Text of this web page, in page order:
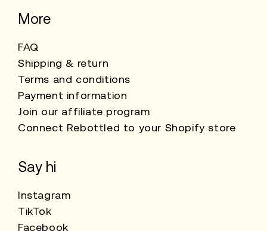
More
FAQ
Shipping & return
Terms and conditions
Payment information
Join our affiliate program
Connect Rebottled to your Shopify store
Say hi
Instagram
TikTok
Facebook